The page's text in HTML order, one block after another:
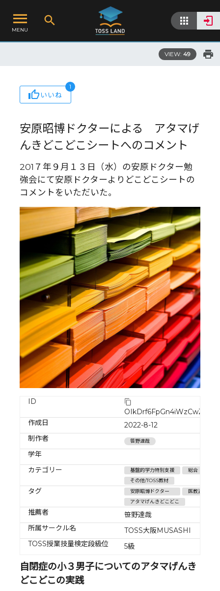
MENU
VIEW: 49
いいね
1
安原昭博ドクターによる アタマげ
んきどこどこシートへのコメント
201７年９月１３日（水）の安原ドクター勉
強会にて安原ドクターよりどこどこシートの
コメントをいただいた。
ID
OIkDrf6FpGn4iWzCwZwD
作成日
2022-8-12
制作者
笹野達哉
学年
カテゴリー
基盤的学力特別支援
総合
その他/TOSS教材
タグ 安原昭博ドクター
医教連携
アタマげんきどこどこ
推薦者
笹野達哉
所属サークル名
TOSS大阪MUSASHI
TOSS授業技量検定段級位
5級
自閉症の小３男子についてのアタマげんき
どこどこの実践